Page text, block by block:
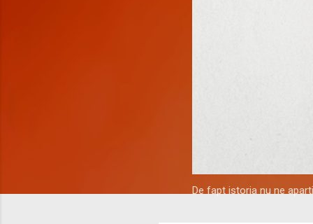
De fapt istoria nu ne